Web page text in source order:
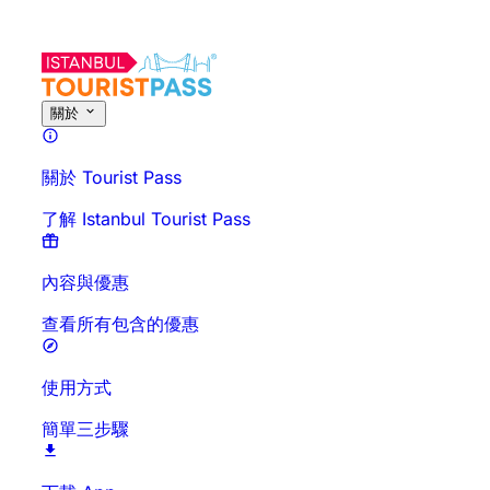
關於
關於 Tourist Pass
了解 Istanbul Tourist Pass
內容與優惠
查看所有包含的優惠
使用方式
簡單三步驟